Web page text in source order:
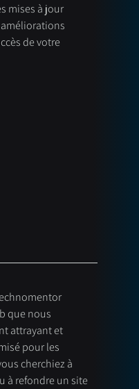
mises à jour
de votre
que nous
attrayant et
pour les
cherchiez à
à refondre un site